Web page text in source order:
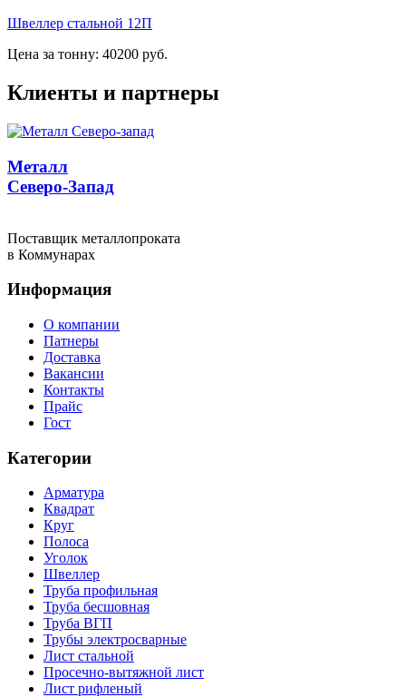
Швеллер стальной 12П
Цена за тонну: 40200 руб.
Клиенты и партнеры
Металл
Северо-Запад
Поставщик металлопроката
в Коммунарах
Информация
О компании
Патнеры
Доставка
Вакансии
Контакты
Прайс
Гост
Категории
Арматура
Квадрат
Круг
Полоса
Уголок
Швеллер
Труба профильная
Труба бесшовная
Труба ВГП
Трубы электросварные
Лист стальной
Просечно-вытяжной лист
Лист рифленый